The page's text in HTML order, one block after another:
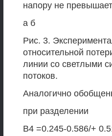
напору не
а б
Рис. 3.
относительной
линии со светлыми
потоков.
Аналогично
при разделении
В4 =0.245-0.586/+